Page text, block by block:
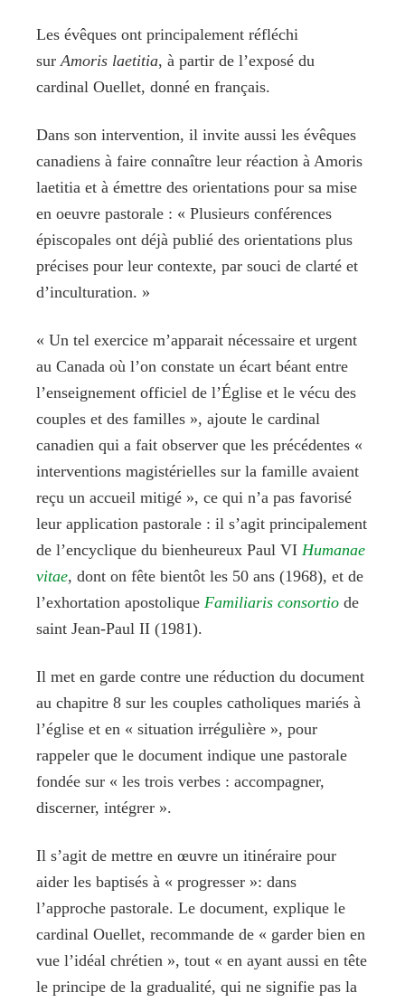
Les évêques ont principalement réfléchi
sur Amoris laetitia, à partir de l’exposé du
cardinal Ouellet, donné en français.
Dans son intervention, il invite aussi les évêques
canadiens à faire connaître leur réaction à Amoris
laetitia et à émettre des orientations pour sa mise
en oeuvre pastorale : « Plusieurs conférences
épiscopales ont déjà publié des orientations plus
précises pour leur contexte, par souci de clarté et
d’inculturation. »
« Un tel exercice m’apparait nécessaire et urgent
au Canada où l’on constate un écart béant entre
l’enseignement officiel de l’Église et le vécu des
couples et des familles », ajoute le cardinal
canadien qui a fait observer que les précédentes «
interventions magistérielles sur la famille avaient
reçu un accueil mitigé », ce qui n’a pas favorisé
leur application pastorale : il s’agit principalement
de l’encyclique du bienheureux Paul VI Humanae
vitae, dont on fête bientôt les 50 ans (1968), et de
l’exhortation apostolique Familiaris consortio de
saint Jean-Paul II (1981).
Il met en garde contre une réduction du document
au chapitre 8 sur les couples catholiques mariés à
l’église et en « situation irrégulière », pour
rappeler que le document indique une pastorale
fondée sur « les trois verbes : accompagner,
discerner, intégrer ».
Il s’agit de mettre en œuvre un itinéraire pour
aider les baptisés à « progresser »: dans
l’approche pastorale. Le document, explique le
cardinal Ouellet, recommande de « garder bien en
vue l’idéal chrétien », tout « en ayant aussi en tête
le principe de la gradualité, qui ne signifie pas la